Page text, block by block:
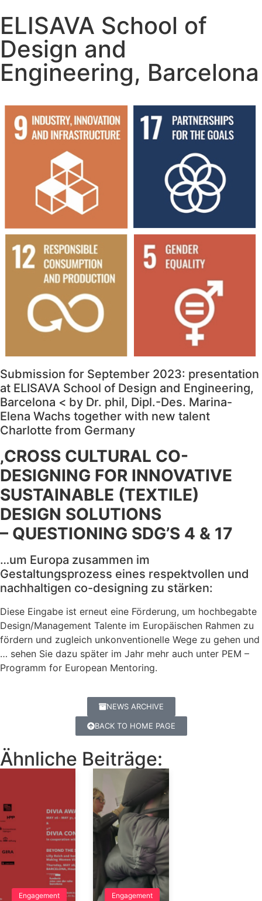
ELISAVA School of
Design and
Engineering, Barcelona
Submission for September 2023: presentation
at ELISAVA School of Design and Engineering,
Barcelona < by Dr. phil, Dipl.-Des. Marina-
Elena Wachs together with new talent
Charlotte from Germany
‚CROSS CULTURAL CO-
DESIGNING FOR INNOVATIVE
SUSTAINABLE (TEXTILE)
DESIGN SOLUTIONS
– QUESTIONING SDG’S 4 & 17
…um Europa zusammen im
Gestaltungsprozess eines respektvollen und
nachhaltigen co-designing zu stärken:
Diese Eingabe ist erneut eine Förderung, um hochbegabte
Design/Management Talente im Europäischen Rahmen zu
fördern und zugleich unkonventionelle Wege zu gehen und
… sehen Sie dazu später im Jahr mehr auch unter PEM –
Programm for European Mentoring.
NEWS ARCHIVE
BACK TO HOME PAGE
Ähnliche Beiträge:
Engagement Engagement